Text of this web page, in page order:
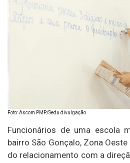
Foto: Ascom PMP/Sedu divulgação
Funcionários de uma escola
bairro São Gonçalo, Zona
do relacionamento com a